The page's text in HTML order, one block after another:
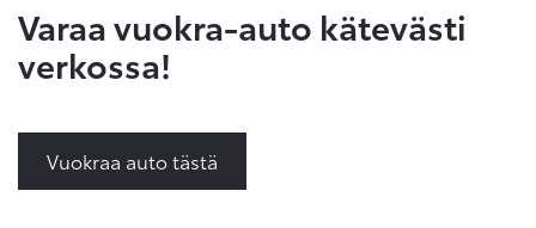
Varaa vuokra-auto kätevästi
verkossa!
Vuokraa auto tästä